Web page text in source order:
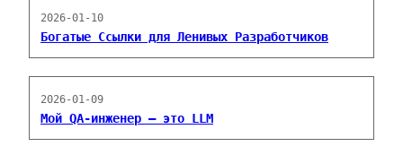
2026-01-10
Богатые Ссылки для Ленивых Разработчиков
2026-01-09
Мой QA-инженер — это LLM